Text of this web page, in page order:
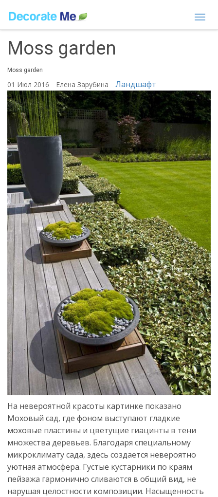
Moss garden
Moss garden
01 Июл 2016 Елена Зарубина Ландшафт
На невероятной красоты картинке показано
Моховый сад, где фоном выступают гладкие
моховые пластины и цветущие гиацинты в тени
множества деревьев. Благодаря специальному
микроклимату сада, здесь создается невероятно
уютная атмосфера. Густые кустарники по краям
пейзажа гармонично сливаются в общий вид, не
нарушая целостности композиции. Насыщенность